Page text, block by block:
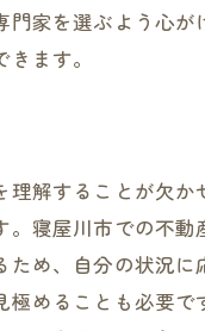
実際の売却事例から
売却時における税
寝屋川市での不動産
意外な費用がかかる
税金対策のための見
専門家に聞く、税金
家を選ぶよう心
ます。
解することが欠
寝屋川市での不
め、自分の状況
めることも必要